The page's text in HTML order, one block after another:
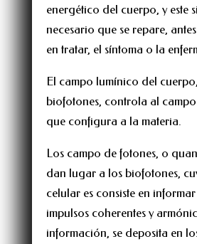
energético del cuerpo, y este
necesario que se repare,
en tratar, el síntoma o la
El campo lumínico del
biofotones, controla al
que configura a la materia.
Los campo de fotones, o
dan lugar a los biofotones,
celular es consiste en
impulsos coherentes y
información, se deposita en